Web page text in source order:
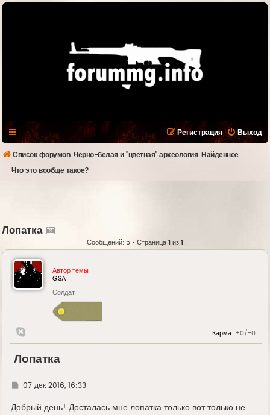
Выход
Регистрация
Список форумов Черно-белая и "цветная" археология Найденное
Что это вообще такое?
Лопатка
Сообщений: 5 • Страница 1 из 1
Автор темы
GSA
Солдат
Карма: +0/-0
Лопатка
Г07 дек 2016, 16:33
Добрый день! Досталась мне лопатка только вот только не